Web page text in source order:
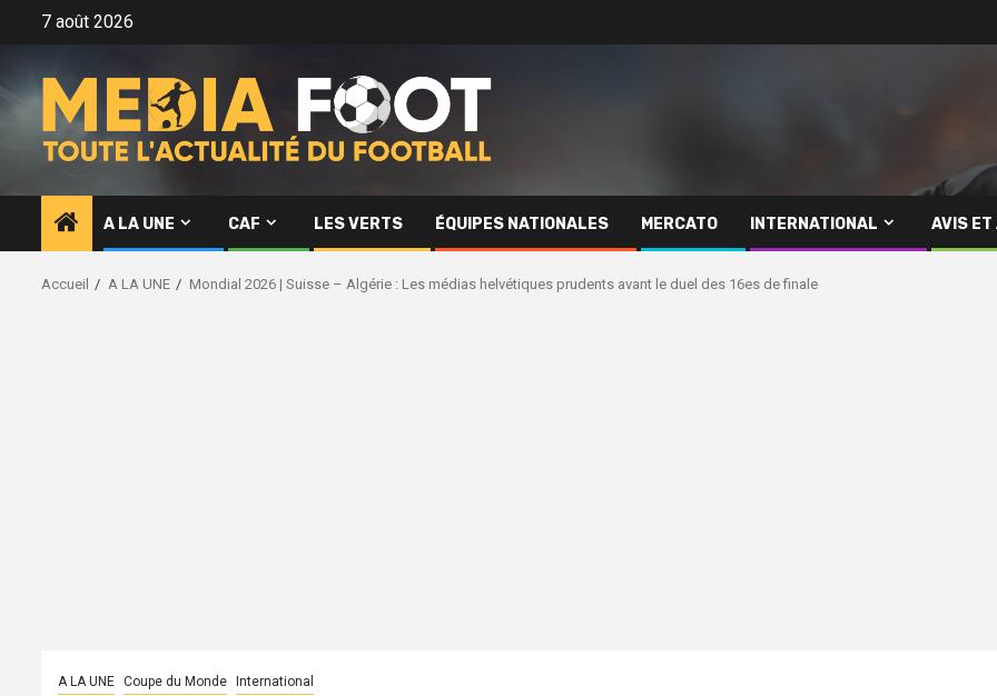
7 août 2026
A LA UNE CAF LES VERTS ÉQUIPES NATIONALES MERCATO INTERNATIONAL AVIS ET
Accueil A LA UNE Mondial 2026 | Suisse – Algérie : Les médias helvétiques prudents avant le duel des 16es de finale
A LA UNE Coupe du Monde International